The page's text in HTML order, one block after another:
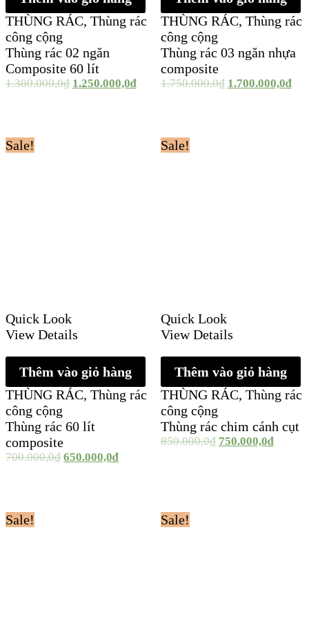
THÙNG RÁC, Thùng rác
công cộng
Thùng rác 02 ngăn
Composite 60 lít
1.300.000,0₫ 1.250.000,0₫
THÙNG RÁC, Thùng rác
công cộng
Thùng rác 03 ngăn nhựa
composite
1.750.000,0₫ 1.700.000,0₫
Sale!
Quick Look
View Details
Thêm vào giỏ hàng
THÙNG RÁC, Thùng rác
công cộng
Thùng rác 60 lít
composite
700.000,0₫ 650.000,0₫
Sale!
Quick Look
View Details
Thêm vào giỏ hàng
THÙNG RÁC, Thùng rác
công cộng
Thùng rác chim cánh cụt
850.000,0₫ 750.000,0₫
Sale! Sale!